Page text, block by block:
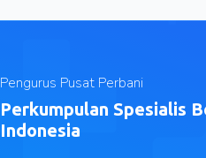
Pengurus Pusat Perbani
Perkumpulan Spesialis
Indonesia